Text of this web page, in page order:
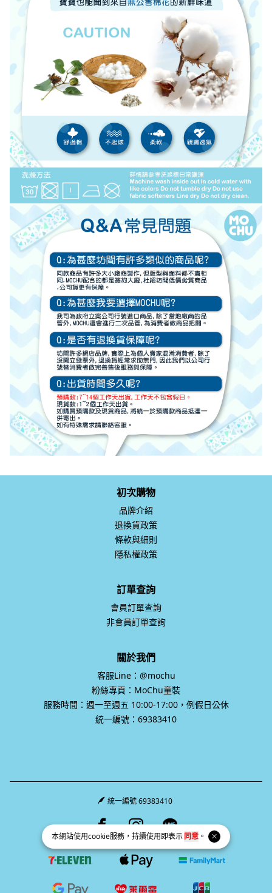
本網站使用cookie服務，持續使用即表示同意 。
初次購物
品牌介紹
退換貨政策
條款與細則
隱私權政策
訂單查詢
會員訂單查詢
非會員訂單查詢
關於我們
客服Line：@mochu
粉絲專頁：MoChu童裝
服務時間：週一至週五 10:00-17:00，例假日公休
統一編號：69383410
統一編號 69383410
Facebook pageInstagram page
Line page